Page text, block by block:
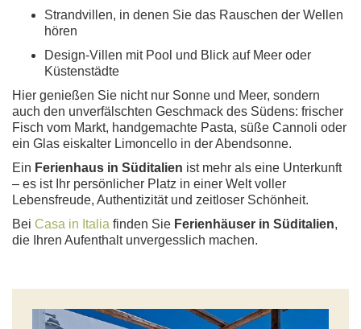
Strandvillen, in denen Sie das Rauschen der Wellen
hören
Design-Villen mit Pool und Blick auf Meer oder
Küstenstädte
Hier genießen Sie nicht nur Sonne und Meer, sondern
auch den unverfälschten Geschmack des Südens: frischer
Fisch vom Markt, handgemachte Pasta, süße Cannoli oder
ein Glas eiskalter Limoncello in der Abendsonne.
Ein Ferienhaus in Süditalien ist mehr als eine Unterkunft
– es ist Ihr persönlicher Platz in einer Welt voller
Lebensfreude, Authentizität und zeitloser Schönheit.
Bei Casa in Italia finden Sie Ferienhäuser in Süditalien,
die Ihren Aufenthalt unvergesslich machen.